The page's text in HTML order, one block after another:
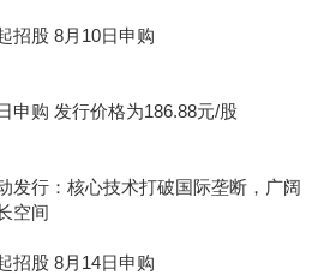
招股 8月10日申购
申购 发行价格为186.88元/股
发行：核心技术打破国际垄断，广阔
空间
招股 8月14日申购